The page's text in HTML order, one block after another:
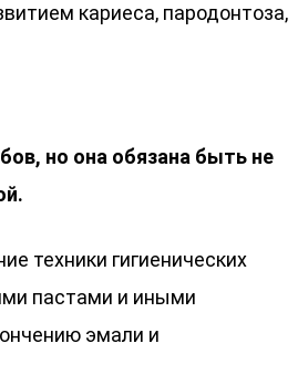
кариеса, пародонтоза,
но она обязана быть не
техники гигиенических
пастами и иными
эмали и